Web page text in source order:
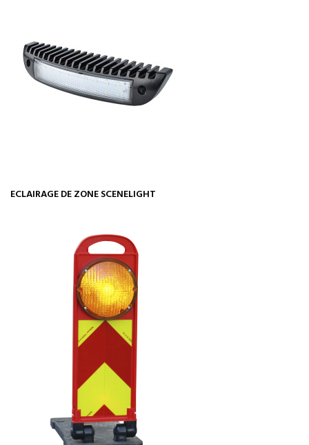
ECLAIRAGE DE ZONE SCENELIGHT